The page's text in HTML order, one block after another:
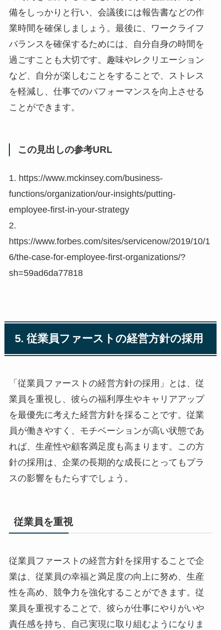
備をしっかりと行い、会議後には報告書などの作
業時間を確保しましょう。最後に、ワークライフ
バランスを確保するためには、自分自身の時間を
過ごすことも大切です。趣味やレクリエーション
など、自分が楽しむことをすることで、ストレス
を軽減し、仕事でのパフォーマンスを向上させる
ことができます。
この見出しの参考URL
1. https://www.mckinsey.com/business-
functions/organization/our-insights/putting-
employee-first-in-your-strategy
2.
https://www.forbes.com/sites/servicenow/2019/10/1
6/the-case-for-employee-first-organizations/?
sh=59ad6da77818
5. 従業員ファーストの経営方針の採用
「従業員ファーストの経営方針の採用」とは、従
業員を重視し、彼らの福利厚生やキャリアアップ
を最優先に考えた経営方針を採ることです。従業
員が働きやすく、モチベーションが高い状態であ
れば、生産性や顧客満足度も高まります。この方
針の採用は、企業の長期的な成長にとってもプラ
スの影響をもたらすでしょう。
従業員を重視
従業員ファーストの経営方針を採用することで企
業は、従業員の幸福と満足度の向上に努め、生産
性を高め、競争力を強化することができます。従
業員を重視することで、彼らが仕事にやりがいや
責任感を持ち、自己実現に取り組むようになりま